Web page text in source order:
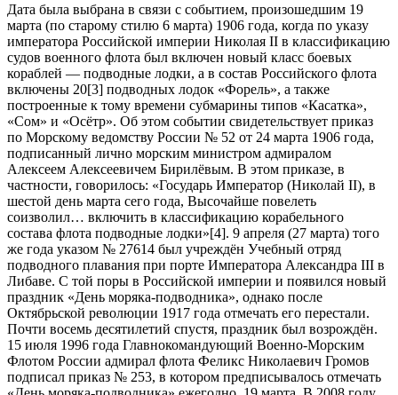
Дата была выбрана в связи с событием, произошедшим 19
марта (по старому стилю 6 марта) 1906 года, когда по указу
императора Российской империи Николая II в классификацию
судов военного флота был включен новый класс боевых
кораблей — подводные лодки, а в состав Российского флота
включены 20[3] подводных лодок «Форель», а также
построенные к тому времени субмарины типов «Касатка»,
«Сом» и «Осётр». Об этом событии свидетельствует приказ
по Морскому ведомству России № 52 от 24 марта 1906 года,
подписанный лично морским министром адмиралом
Алексеем Алексеевичем Бирилёвым. В этом приказе, в
частности, говорилось: «Государь Император (Николай II), в
шестой день марта сего года, Высочайше повелеть
соизволил… включить в классификацию корабельного
состава флота подводные лодки»[4]. 9 апреля (27 марта) того
же года указом № 27614 был учреждён Учебный отряд
подводного плавания при порте Императора Александра III в
Либаве. С той поры в Российской империи и появился новый
праздник «День моряка-подводника», однако после
Октябрьской революции 1917 года отмечать его перестали.
Почти восемь десятилетий спустя, праздник был возрождён.
15 июля 1996 года Главнокомандующий Военно-Морским
Флотом России адмирал флота Феликс Николаевич Громов
подписал приказ № 253, в котором предписывалось отмечать